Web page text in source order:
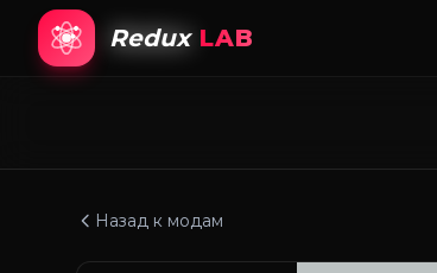
Redux LAB
Назад к модам